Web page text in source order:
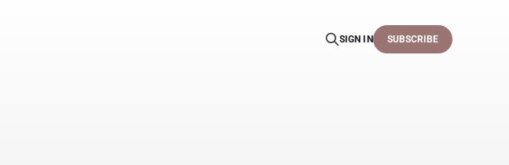
SIGN IN SUBSCRIBE